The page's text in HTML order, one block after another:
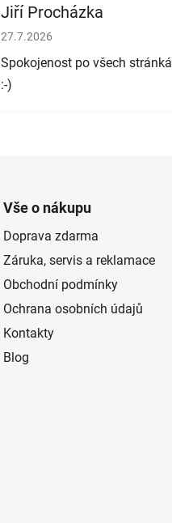
Jiří Procházka
Hodnocení obchodu je 5 z 5
27.7.2026
Spokojenost po všech
:-)
Vše o nákupu
Doprava zdarma
Záruka, servis a reklamace
Obchodní podmínky
Ochrana osobních údajů
Kontakty
Blog